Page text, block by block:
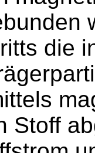
die
Stoff